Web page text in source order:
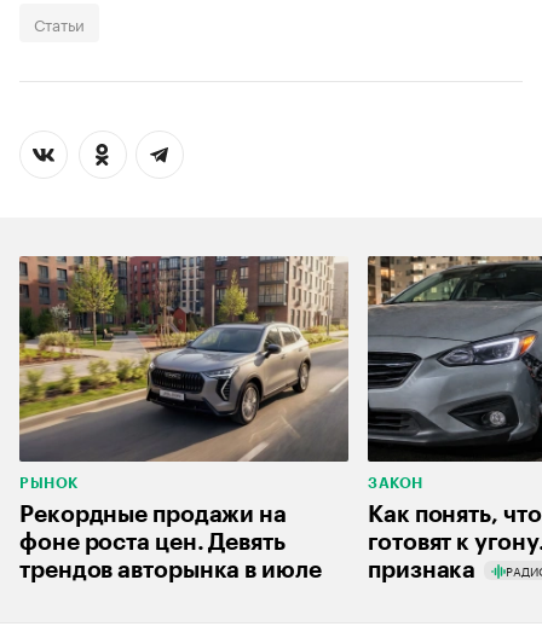
Статьи
РЫНОК
Рекордные продажи на
фоне роста цен. Девять
трендов авторынка в июле
ЗАКОН
Как понять,
готовят к
признака